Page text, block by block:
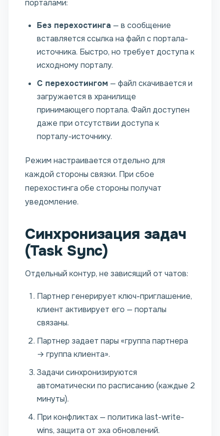
порталами:
Без перехостинга — в сообщение
вставляется ссылка на файл с портала-
источника. Быстро, но требует доступа к
исходному порталу.
С перехостингом — файл скачивается и
загружается в хранилище
принимающего портала. Файл доступен
даже при отсутствии доступа к
порталу-источнику.
Режим настраивается отдельно для
каждой стороны связки. При сбое
перехостинга обе стороны получат
уведомление.
Синхронизация задач
(Task Sync)
Отдельный контур, не зависящий от чатов:
Партнер генерирует ключ-приглашение,
клиент активирует его — порталы
связаны.
Партнер задает пары «группа партнера
→ группа клиента».
Задачи синхронизируются
автоматически по расписанию (каждые 2
минуты).
При конфликтах — политика last-write-
wins, защита от эха обновлений.